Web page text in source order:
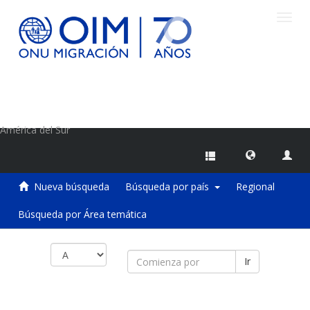
América del Sur
Nueva búsqueda Búsqueda por país Regional
Búsqueda por Área temática
Ir